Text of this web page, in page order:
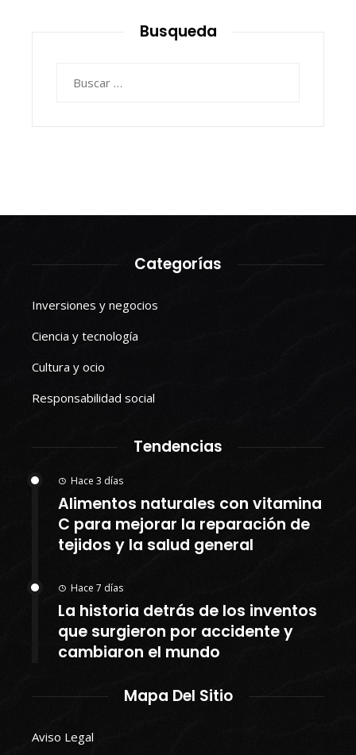
Busqueda
Categorías
Inversiones y negocios
Ciencia y tecnología
Cultura y ocio
Responsabilidad social
Tendencias
Hace 3 días
Alimentos naturales con vitamina
C para mejorar la reparación de
tejidos y la salud general
Hace 7 días
La historia detrás de los inventos
que surgieron por accidente y
cambiaron el mundo
Mapa Del Sitio
Aviso Legal